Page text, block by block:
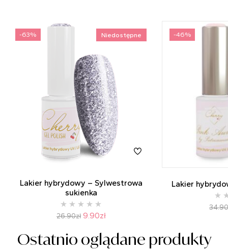
-63% Niedostępne
Lakier hybrydowy – Sylwestrowa
sukienka
26.90zł 9.90zł
-46%
Lakier
34.90
Ostatnio oglądane produkty